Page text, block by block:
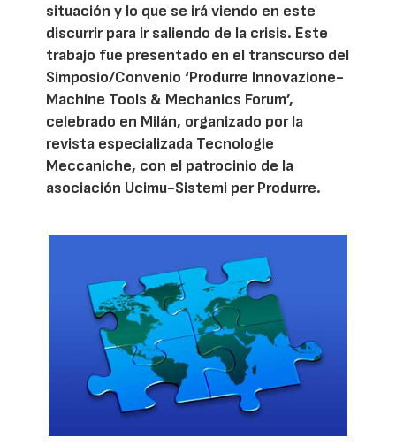
situación y lo que se irá viendo en este
discurrir para ir saliendo de la crisis. Este
trabajo fue presentado en el transcurso del
Simposio/Convenio ‘Produrre Innovazione-
Machine Tools & Mechanics Forum’,
celebrado en Milán, organizado por la
revista especializada Tecnologie
Meccaniche, con el patrocinio de la
asociación Ucimu-Sistemi per Produrre.